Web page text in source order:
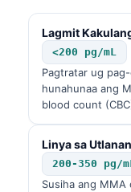
Lagmit
<200 pg/mL
Pagtratar ug
hunahunaa ang
blood count
Linya sa Utlanan
200-350 pg/
Susiha ang MMA